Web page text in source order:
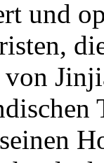
und
von